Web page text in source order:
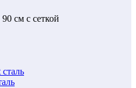
см с сеткой